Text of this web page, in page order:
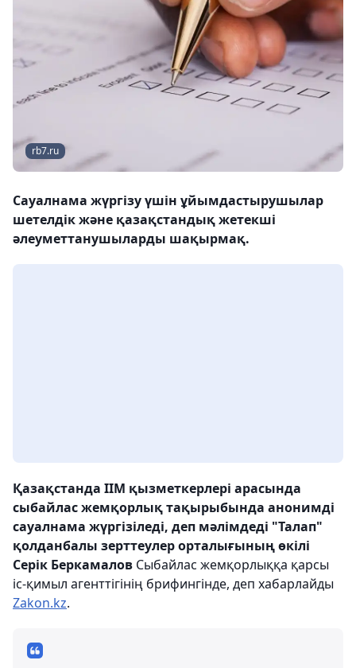
rb7.ru
Сауалнама жүргізу үшін ұйымдастырушылар
шетелдік және қазақстандық жетекші
әлеуметтанушыларды шақырмақ.
Қазақстанда ІІМ қызметкерлері арасында
сыбайлас жемқорлық тақырыбында анонимді
сауалнама жүргізіледі, деп мәлімдеді "Талап"
қолданбалы зерттеулер орталығының өкілі
Серік Беркамалов Сыбайлас жемқорлыққа қарсы
іс-қимыл агенттігінің брифингінде, деп хабарлайды
Zakon.kz.